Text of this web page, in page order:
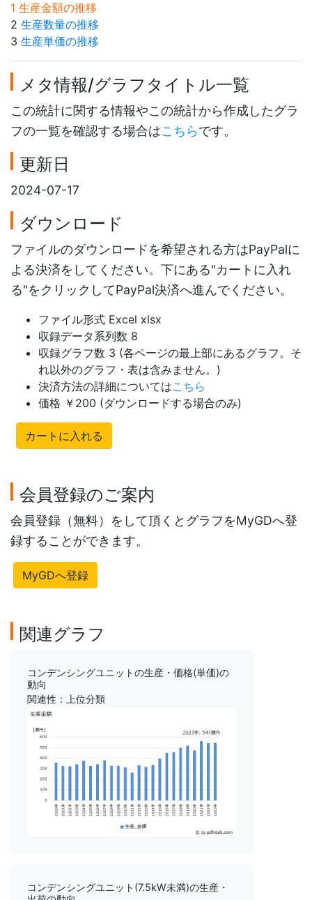
1 生産金額の推移
2 生産数量の推移
3 生産単価の推移
メタ情報/グラフタイトル一覧
この統計に関する情報やこの統計から作成したグラ
フの一覧を確認する場合はこちらです。
更新日
2024-07-17
ダウンロード
ファイルのダウンロードを希望される方はPayPalに
よる決済をしてください。下にある"カートに入れ
る"をクリックしてPayPal決済へ進んでください。
ファイル形式 Excel xlsx
収録データ系列数 8
収録グラフ数 3 (各ページの最上部にあるグラフ。そ
れ以外のグラフ・表は含みません。)
決済方法の詳細についてはこちら
価格 ￥200 (ダウンロードする場合のみ)
カートに入れる
会員登録のご案内
会員登録（無料）をして頂くとグラフをMyGDへ登
録することができます。
MyGDへ登録
関連グラフ
コンデンシングユニットの生産・価格(単価)の
動向
関連性：上位分類
コンデンシングユニット(7.5kW未満)の生産・